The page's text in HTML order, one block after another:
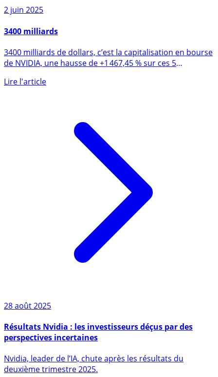
2 juin 2025
3400 milliards
3400 milliards de dollars, c’est la capitalisation en bourse
de NVIDIA, une hausse de +1 467,45 % sur ces 5
Lire l'article
28 août 2025
Résultats Nvidia : les investisseurs déçus par des
perspectives incertaines
Nvidia, leader de l’IA, chute après les résultats du
deuxième trimestre 2025.